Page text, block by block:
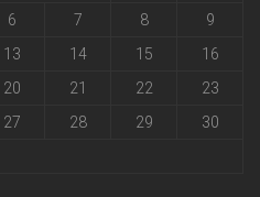
6 7 8
9
13 14 15
16
20 21 22
23
27 28 29
30